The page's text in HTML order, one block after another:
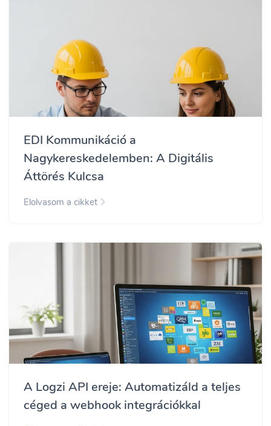
EDI Kommunikáció a
Nagykereskedelemben: A Digitális
Áttörés Kulcsa
Elolvasom a cikket
A Logzi API ereje: Automatizáld a teljes
céged a webhook integrációkkal